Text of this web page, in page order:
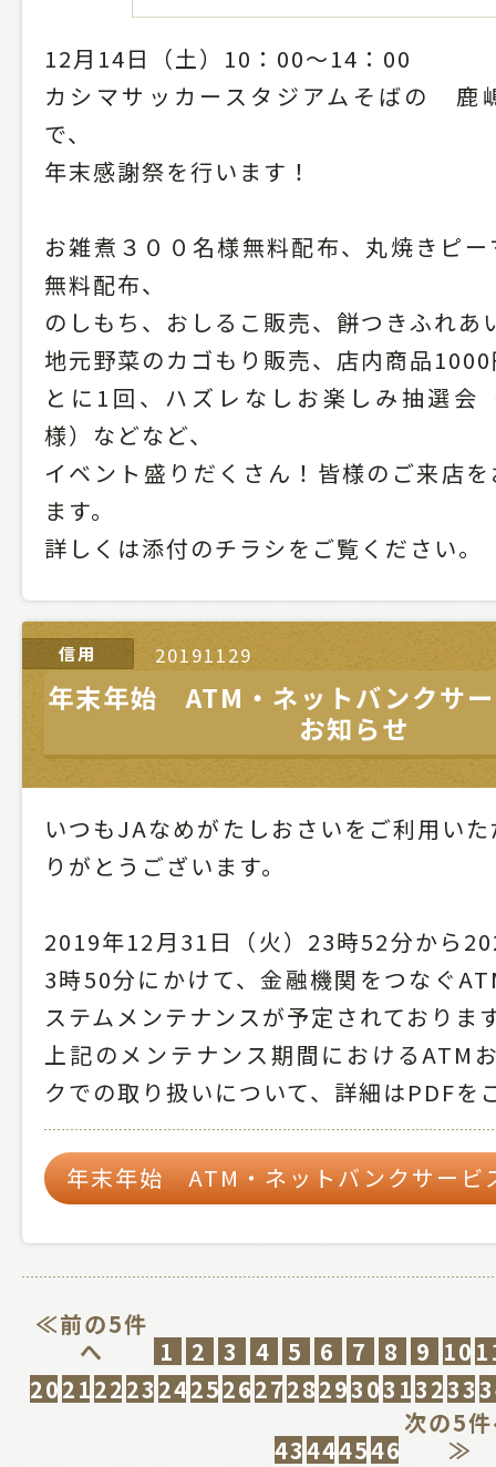
12月14日（土）10：00～14：00
カシマサッカースタジアムそばの 鹿
で、
年末感謝祭を行います！
お雑煮３００名様無料配布、丸焼きピ
無料配布、
のしもち、おしるこ販売、餅つきふれあ
地元野菜のカゴもり販売、店内商品
とに1回、ハズレなしお楽しみ抽選会
様）などなど、
イベント盛りだくさん！皆様のご来店
ます。
詳しくは添付のチラシをご覧ください。
20191129
信用
年末年始 ATM・ネットバンクサ
お知らせ
いつもJAなめがたしおさいをご利用い
りがとうございます。
2019年12月31日（火）23時52分から
3時50分にかけて、金融機関をつなぐ
ステムメンテナンスが予定されておりま
上記のメンテナンス期間におけるATM
クでの取り扱いについて、詳細はPDFを
年末年始 ATM・ネットバンクサービ
≪前の5件
へ
1 2 3 4 5 6 7 8 9 10
20212223 24252627282930313233
43444546
次の5
≫